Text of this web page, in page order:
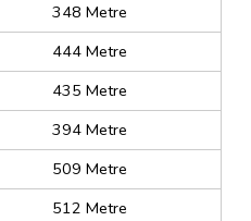
348 Metre
444 Metre
435 Metre
394 Metre
509 Metre
512 Metre